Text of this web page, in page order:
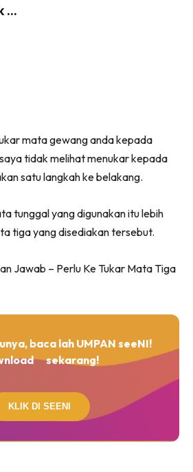
...
mata gewang anda kepada
tidak melihat menukar kepada
satu langkah ke belakang.
tunggal yang digunakan itu lebih
tiga yang disediakan tersebut.
baca lah UMPAN seeNI!
sekarang!
KLIK DI SEENI